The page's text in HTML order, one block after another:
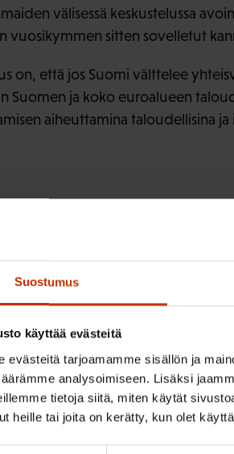
Suostumus
käyttää evästeitä
evästeitä tarjoamamme sisällön ja
analysoimiseen. Lisäksi
tietoja siitä, miten käytät
heille tai joita on kerätty, kun olet
välisessä keskustelussa
vuosikymmen sitten sovelletut
on, että jos Suomi välttelee
Suomen ja koko euroalueen
aiheuttamina taloudellisina ja
LISÄÄ TÄMÄNKALTAISTA SISÄLTÖÄ:
Anni